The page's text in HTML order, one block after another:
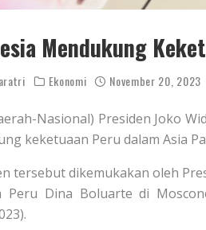
Mendukung
Ekonomi November 20, 2023
Nasional) Presiden Joko
keketuaan Peru dalam Asia
tersebut dikemukakan oleh
Peru Dina Boluarte di